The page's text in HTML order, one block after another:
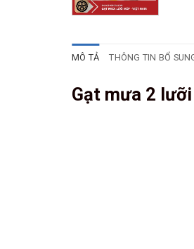
MÔ TẢ THÔNG TIN BỔ
Gạt mưa 2